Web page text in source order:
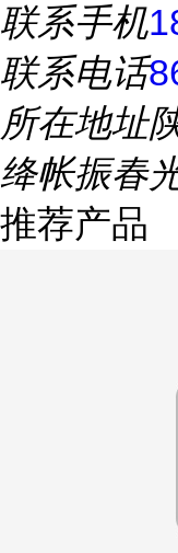
联系手机
联系电话
所在地址
绛帐振春
推荐产品